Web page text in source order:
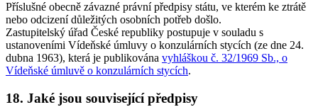
Příslušné obecně závazné právní předpisy státu, ve kterém ke ztrátě
nebo odcizení důležitých osobních potřeb došlo.
Zastupitelský úřad České republiky postupuje v souladu s
ustanoveními Vídeňské úmluvy o konzulárních stycích (ze dne 24.
dubna 1963), která je publikována vyhláškou č. 32/1969 Sb., o
Vídeňské úmluvě o konzulárních stycích.
18. Jaké jsou související předpisy